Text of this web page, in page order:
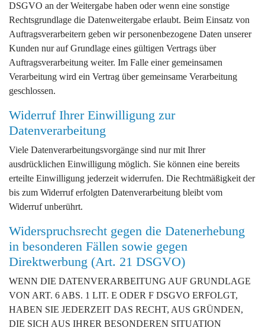
DSGVO an der Weitergabe haben oder wenn eine sonstige
Rechtsgrundlage die Datenweitergabe erlaubt. Beim Einsatz von
Auftragsverarbeitern geben wir personenbezogene Daten unserer
Kunden nur auf Grundlage eines gültigen Vertrags über
Auftragsverarbeitung weiter. Im Falle einer gemeinsamen
Verarbeitung wird ein Vertrag über gemeinsame Verarbeitung
geschlossen.
Widerruf Ihrer Einwilligung zur
Datenverarbeitung
Viele Datenverarbeitungsvorgänge sind nur mit Ihrer
ausdrücklichen Einwilligung möglich. Sie können eine bereits
erteilte Einwilligung jederzeit widerrufen. Die Rechtmäßigkeit der
bis zum Widerruf erfolgten Datenverarbeitung bleibt vom
Widerruf unberührt.
Widerspruchsrecht gegen die Datenerhebung
in besonderen Fällen sowie gegen
Direktwerbung (Art. 21 DSGVO)
WENN DIE DATENVERARBEITUNG AUF GRUNDLAGE
VON ART. 6 ABS. 1 LIT. E ODER F DSGVO ERFOLGT,
HABEN SIE JEDERZEIT DAS RECHT, AUS GRÜNDEN,
DIE SICH AUS IHRER BESONDEREN SITUATION